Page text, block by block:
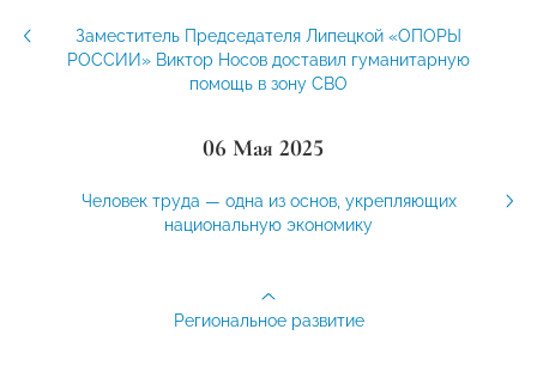
Заместитель Председателя Липецкой «ОПОРЫ
РОССИИ» Виктор Носов доставил гуманитарную
помощь в зону СВО
06 Мая 2025
Человек труда — одна из основ, укрепляющих
национальную экономику
Региональное развитие